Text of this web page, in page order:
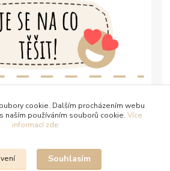
cookie. Dalším procházením webu
naším používáním souborů cookie. Více
informací zde
Souhlasím